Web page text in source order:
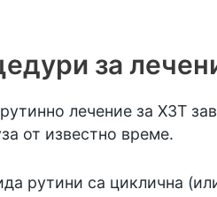
за
лечение за ХЗТ
от известно време.
рутини са циклична